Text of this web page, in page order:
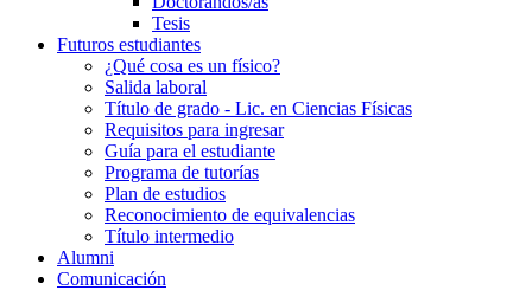
Tesis
Futuros estudiantes
¿Qué cosa es un físico?
Salida laboral
Título de grado - Lic. en Ciencias Físicas
Requisitos para ingresar
Guía para el estudiante
Programa de tutorías
Plan de estudios
Reconocimiento de equivalencias
Título intermedio
Alumni
Comunicación